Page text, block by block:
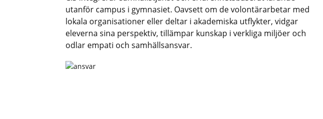
utanför campus i gymnasiet. Oavsett om de volontärarbetar med
lokala organisationer eller deltar i akademiska utflykter, vidgar
eleverna sina perspektiv, tillämpar kunskap i verkliga miljöer och
odlar empati och samhällsansvar.